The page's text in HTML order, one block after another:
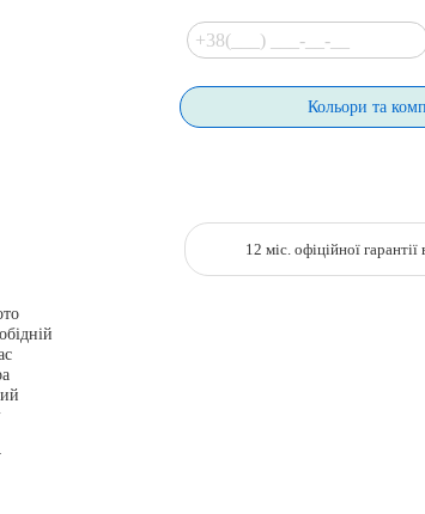
Кольори та
12 міс. офіційної